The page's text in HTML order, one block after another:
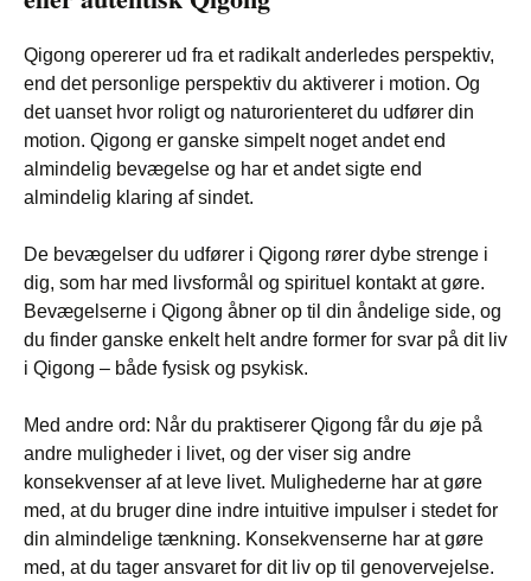
Qigong opererer ud fra et radikalt anderledes perspektiv,
end det personlige perspektiv du aktiverer i motion. Og
det uanset hvor roligt og naturorienteret du udfører din
motion. Qigong er ganske simpelt noget andet end
almindelig bevægelse og har et andet sigte end
almindelig klaring af sindet.
De bevægelser du udfører i Qigong rører dybe strenge i
dig, som har med livsformål og spirituel kontakt at gøre.
Bevægelserne i Qigong åbner op til din åndelige side, og
du finder ganske enkelt helt andre former for svar på dit liv
i Qigong – både fysisk og psykisk.
Med andre ord: Når du praktiserer Qigong får du øje på
andre muligheder i livet, og der viser sig andre
konsekvenser af at leve livet. Mulighederne har at gøre
med, at du bruger dine indre intuitive impulser i stedet for
din almindelige tænkning. Konsekvenserne har at gøre
med, at du tager ansvaret for dit liv op til genovervejelse.